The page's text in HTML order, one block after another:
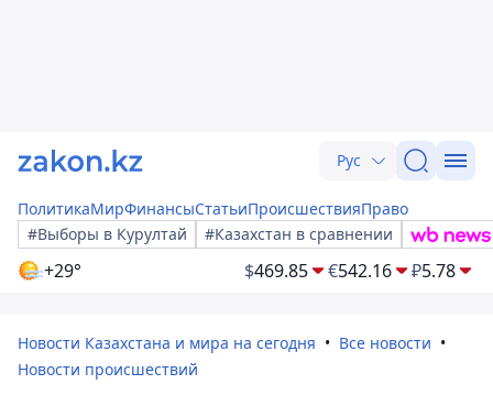
Рус
ПолитикаМирФинансыСтатьиПроисшествияПраво
#Выборы в Курултай
#Казахстан в сравнении
+29° $469.85 €542.16 ₽5.78
Новости Казахстана и мира на сегодня
Все новости
Новости происшествий